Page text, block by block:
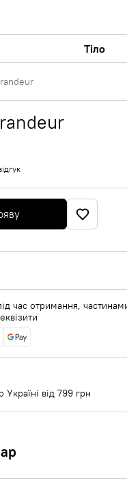
Тіло
час отримання,
від 799 грн